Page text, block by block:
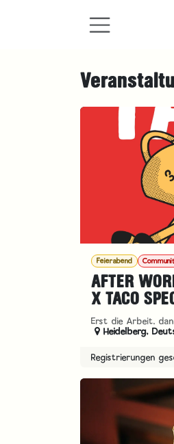
Feierabend
AFTER
X TACO
Erst die Arbeit,
Heidelberg,
Registrierungen